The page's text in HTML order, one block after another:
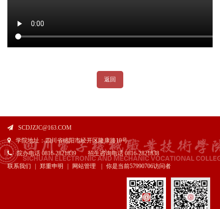
返回
SCDJZJC@163.COM
学院地址：四川省绵阳市经开区隆康路10号
院办电话 0816-2821839 招生咨询电话 0816-2821838
联系我们
郑重申明 网站管理 你是当前57990706访问者